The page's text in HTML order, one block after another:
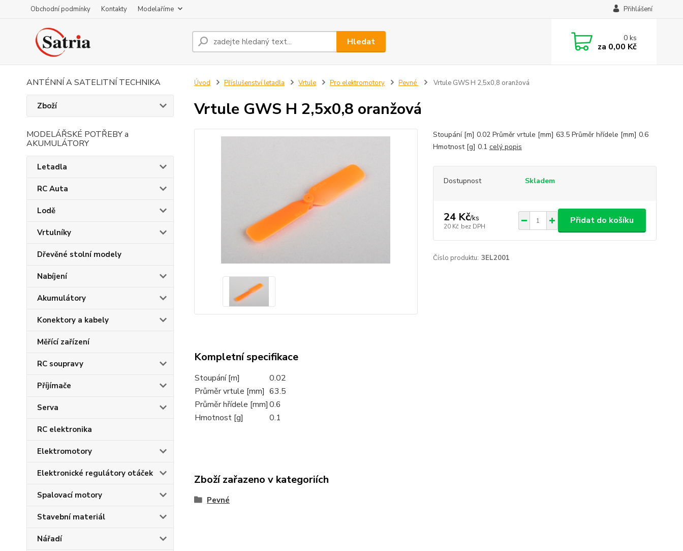
Obchodní podmínky Kontakty Modelaříme Přihlášení
Hledat 0ks
za 0,00 Kč
ANTÉNNÍ A SATELITNÍ TECHNIKA
Zboží
MODELÁŘSKÉ POTŘEBY a
AKUMULÁTORY
Letadla
RC Auta
Lodě
Vrtulníky
Dřevěné stolní modely
Nabíjení
Akumulátory
Konektory a kabely
Měřící zařízení
RC soupravy
Příjímače
Serva
RC elektronika
Elektromotory
Elektronické regulátory otáček
Spalovací motory
Stavební materiál
Nářadí
Úvod Příslušenství letadla Vrtule Pro elektromotory Pevné Vrtule GWS H 2,5x0,8 oranžová
Vrtule GWS H 2,5x0,8 oranžová
Stoupání [m] 0.02 Průměr vrtule [mm] 63.5 Průměr hřídele [mm] 0.6
Hmotnost [g] 0.1 celý popis
Dostupnost Skladem
24 Kč/ks
20 Kč bez DPH
Přidat do košíku
Číslo produktu: 3EL2001
Kompletní specifikace
Stoupání [m]
0.02
Průměr vrtule [mm] 63.5
Průměr hřídele [mm]0.6
Hmotnost [g]
0.1
Zboží zařazeno v kategoriích
Pevné